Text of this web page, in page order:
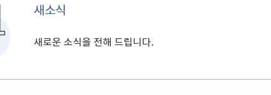
새소식
새로운 소식을 전해 드립니다.